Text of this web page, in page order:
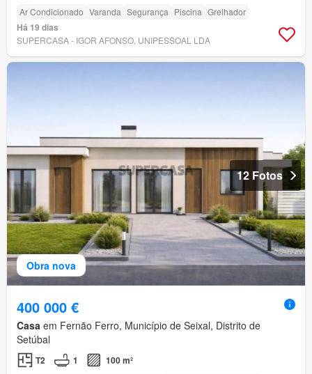
Ar Condicionado Varanda Segurança Piscina Grelhador
Há 19 dias
SUPERCASA - IGOR AFONSO, UNIPESSOAL LDA
Obra nova
12 Fotos
400 000 €
Casa em Fernão Ferro, Município de Seixal, Distrito de
Setúbal
T2 1 100 m²